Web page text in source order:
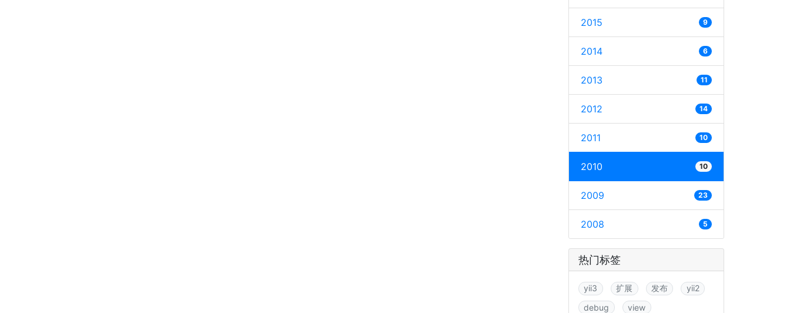
2015 9
2014 6
2013 11
2012 14
2011 10
2010 10
2009 23
2008 5
热门标签
yii3 扩展 发布
yii2
debug
view